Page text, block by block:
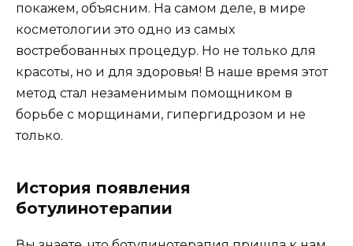
покажем, объясним. На самом деле, в мире
косметологии это одно из самых
востребованных процедур. Но не только для
красоты, но и для здоровья! В наше время этот
метод стал незаменимым помощником в
борьбе с морщинами, гипергидрозом и не
только.
История появления
ботулинотерапии